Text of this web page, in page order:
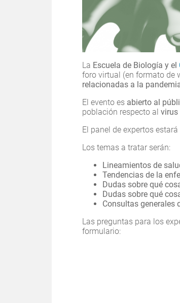
La Escuela de Biología y el
foro virtual (en formato de
relacionadas a la
El evento es abierto al
población respecto al virus
El panel de expertos
Los temas a tratar serán:
Lineamientos de
Tendencias de la
Dudas sobre qué
Dudas sobre qué
Consultas generales
Las preguntas para los
formulario: